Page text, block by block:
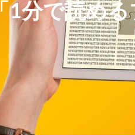
「1分で読め